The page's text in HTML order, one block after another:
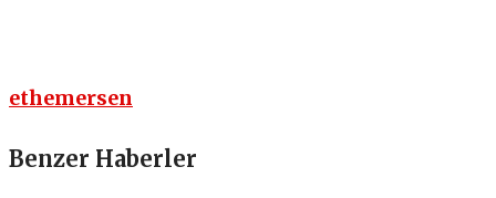
ethemersen
Benzer Haberler